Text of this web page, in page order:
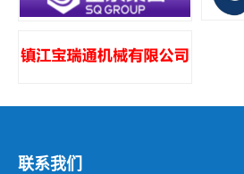
联系我们